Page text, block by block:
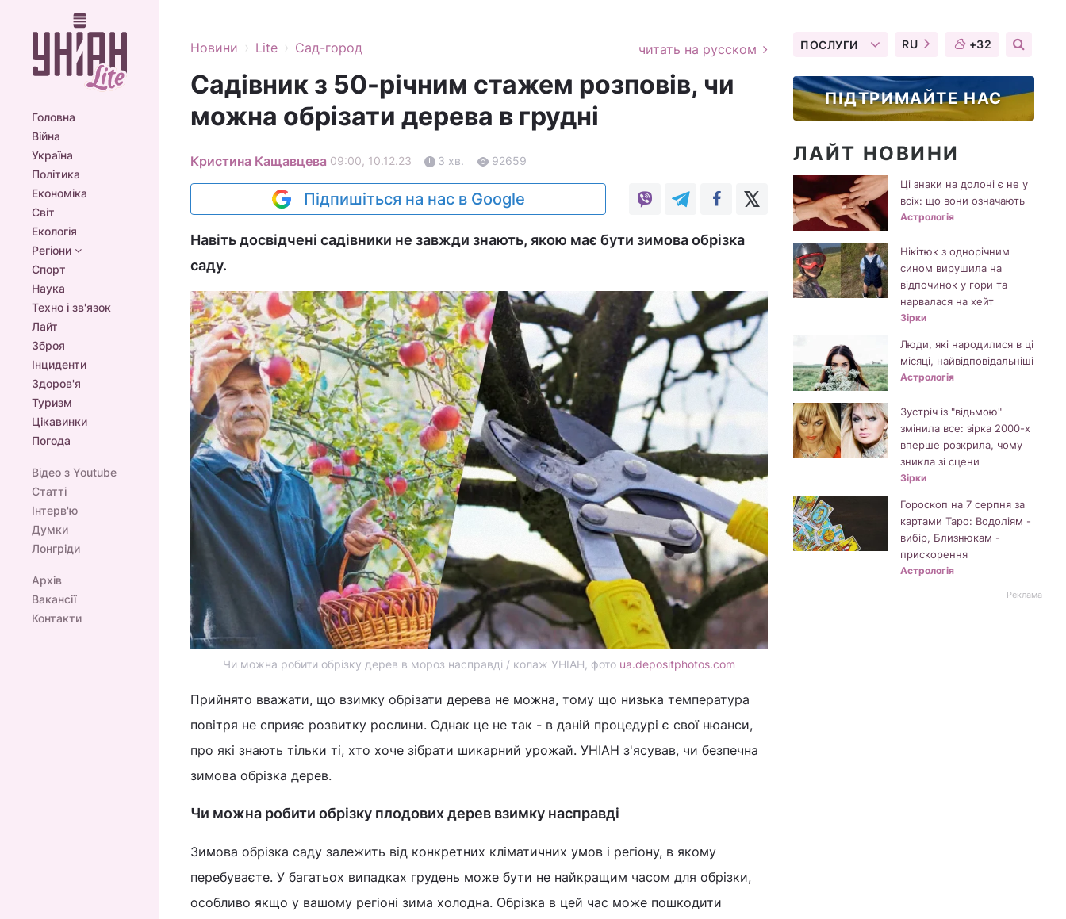
Головна
Війна
Україна
Політика
Економіка
Світ
Екологія
Регіони
Спорт
Наука
Техно і зв'язок
Лайт
Зброя
Інциденти
Здоров'я
Туризм
Цікавинки
Погода
Відео з Youtube
Статті
Інтерв'ю
Думки
Лонгріди
Архів
Вакансії
Контакти
Новини › Lite › Сад-город читать на русском
Садівник з 50-річним стажем розповів, чи
можна обрізати дерева в грудні
Кристина Кащавцева 09:00, 10.12.23 3 хв. 92659
Підпишіться на нас в Google
Навіть досвідчені садівники не завжди знають, якою має бути зимова обрізка
саду.
Чи можна робити обрізку дерев в мороз насправді / колаж УНІАН, фото ua.depositphotos.com
Прийнято вважати, що взимку обрізати дерева не можна, тому що низька температура
повітря не сприяє розвитку рослини. Однак це не так - в даній процедурі є свої нюанси,
про які знають тільки ті, хто хоче зібрати шикарний урожай. УНІАН з'ясував, чи безпечна
зимова обрізка дерев.
Чи можна робити обрізку плодових дерев взимку насправді
Зимова обрізка саду залежить від конкретних кліматичних умов і регіону, в якому
перебуваєте. У багатьох випадках грудень може бути не найкращим часом для обрізки,
особливо якщо у вашому регіоні зима холодна. Обрізка в цей час може пошкодити
ПОСЛУГИ RU +32
ПІДТРИМАЙТЕ НАС
ЛАЙТ НОВИНИ
Ці знаки на долоні є не у
всіх: що вони означають
Астрологія
Нікітюк з однорічним
сином вирушила на
відпочинок у гори та
нарвалася на хейт
Зірки
Люди, які народилися в ці
місяці, найвідповідальніші
Астрологія
Зустріч із "відьмою"
змінила все: зірка 2000-х
вперше розкрила, чому
зникла зі сцени
Зірки
Гороскоп на 7 серпня за
картами Таро: Водоліям -
вибір, Близнюкам -
прискорення
Астрологія
Реклама